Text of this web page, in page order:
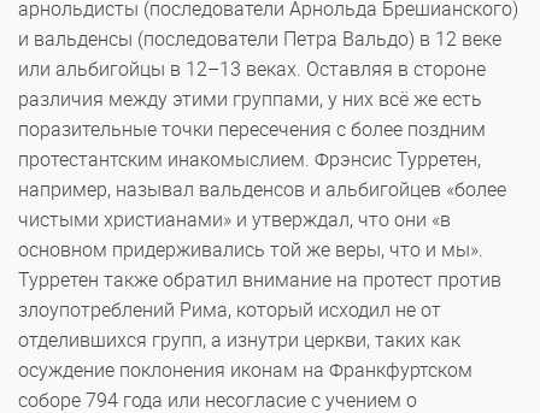
арнольдисты (последователи Арнольда Брешианского)
и вальденсы (последователи Петра Вальдо) в 12 веке
или альбигойцы в 12–13 веках. Оставляя в стороне
различия между этими группами, у них всё же есть
поразительные точки пересечения с более поздним
протестантским инакомыслием. Фрэнсис Турретен,
например, называл вальденсов и альбигойцев «более
чистыми христианами» и утверждал, что они «в
основном придерживались той же веры, что и мы».
Турретен также обратил внимание на протест против
злоупотреблений Рима, который исходил не от
отделившихся групп, а изнутри церкви, таких как
осуждение поклонения иконам на Франкфуртском
соборе 794 года или несогласие с учением о